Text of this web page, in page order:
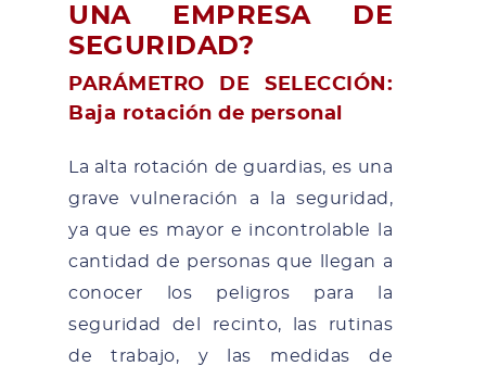
UNA EMPRESA DE
SEGURIDAD?
PARÁMETRO DE SELECCIÓN:
Baja rotación de personal
La alta rotación de guardias, es una
grave vulneración a la seguridad,
ya que es mayor e incontrolable la
cantidad de personas que llegan a
conocer los peligros para la
seguridad del recinto, las rutinas
de trabajo, y las medidas de